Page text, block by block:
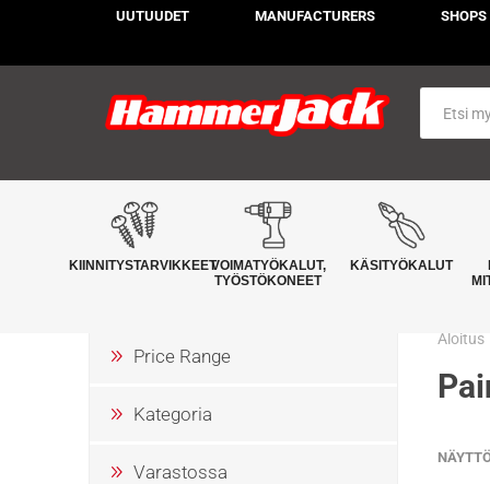
UUTUUDET MANUFACTURERS SHOPS
KIINNITYSTARVIKKEETVOIMATYÖKALUT,
TYÖSTÖKONEET
KÄSITYÖKALUT
Aloitus
Price Range
Kategoria
Varastossa